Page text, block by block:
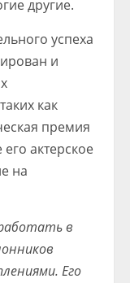
другие.
успеха
и
как
премия
актерское
на
в
Его